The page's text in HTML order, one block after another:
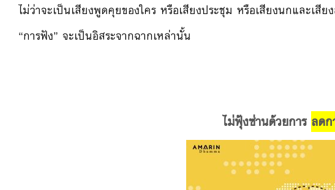
ไม่ว่าจะเป็นเสียงพูดคุยของใคร หรือเสียงประชุม หรือเสียงนกและเสีย
“การฟัง” จะเป็นอิสระจากฉากเหล่านั้น
ไม่ฟุ้งซ่านด้วยการ ลด